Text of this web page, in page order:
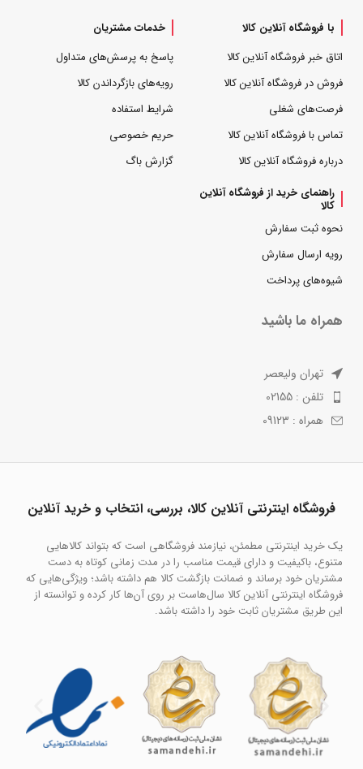
با فروشگاه آنلاین کالا
اتاق خبر فروشگاه آنلاین کالا
فروش در فروشگاه آنلاین کالا
فرصت‌های شغلی
تماس با فروشگاه آنلاین کالا
درباره فروشگاه آنلاین کالا
خدمات مشتریان
پاسخ به پرسش‌های متداول
رویه‌های بازگرداندن کالا
شرایط استفاده
حریم خصوصی
گزارش باگ
راهنمای خرید از فروشگاه آنلاین
کالا
نحوه ثبت سفارش
رویه ارسال سفارش
شیوه‌های پرداخت
همراه ما باشید
تهران ولیعصر
تلفن : 02155
همراه : 09123
فروشگاه اینترنتی آنلاین کالا، بررسی، انتخاب و خرید آنلاین
یک خرید اینترنتی مطمئن، نیازمند فروشگاهی است که بتواند کالاهایی
متنوع، باکیفیت و دارای قیمت مناسب را در مدت زمانی کوتاه به دست
مشتریان خود برساند و ضمانت بازگشت کالا هم داشته باشد؛ ویژگی‌هایی که
فروشگاه اینترنتی آنلاین کالا سال‌هاست بر روی آن‌ها کار کرده و توانسته از
این طریق مشتریان ثابت خود را داشته باشد.